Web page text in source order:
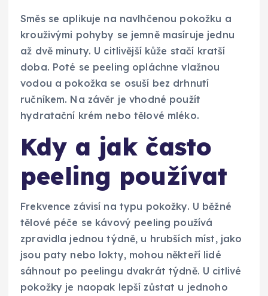
Směs se aplikuje na navlhčenou pokožku a
krouživými pohyby se jemně masíruje jednu
až dvě minuty. U citlivější kůže stačí kratší
doba. Poté se peeling opláchne vlažnou
vodou a pokožka se osuší bez drhnutí
ručníkem. Na závěr je vhodné použít
hydratační krém nebo tělové mléko.
Kdy a jak často
peeling používat
Frekvence závisí na typu pokožky. U běžné
tělové péče se kávový peeling používá
zpravidla jednou týdně, u hrubších míst, jako
jsou paty nebo lokty, mohou někteří lidé
sáhnout po peelingu dvakrát týdně. U citlivé
pokožky je naopak lepší zůstat u jednoho